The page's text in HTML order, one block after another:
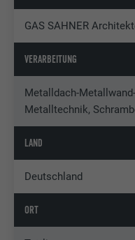
GAS SAHNER
VERARBEITUNG
Metalldach-
Metalltechnik,
LAND
Deutschland
ORT